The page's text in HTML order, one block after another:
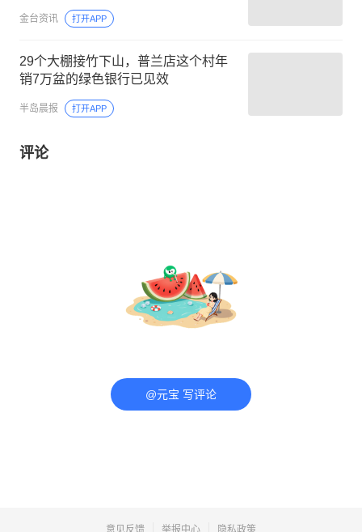
金台资讯 打开APP
29个大棚接竹下山，普兰店这个村年
销7万盆的绿色银行已见效
半岛晨报 打开APP
评论
@元宝 写评论